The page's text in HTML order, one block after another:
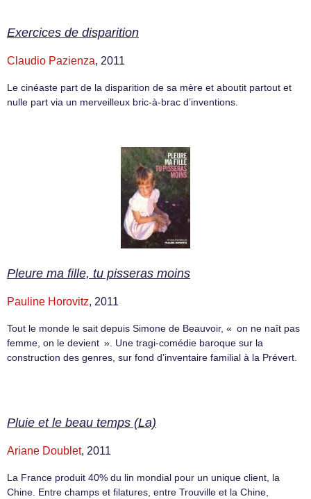
Exercices de disparition
Claudio Pazienza, 2011
Le cinéaste part de la disparition de sa mère et aboutit partout et
nulle part via un merveilleux bric-à-brac d’inventions.
Pleure ma fille, tu pisseras moins
Pauline Horovitz, 2011
Tout le monde le sait depuis Simone de Beauvoir, « on ne naît pas
femme, on le devient ». Une tragi-comédie baroque sur la
construction des genres, sur fond d’inventaire familial à la Prévert.
Pluie et le beau temps (La)
Ariane Doublet, 2011
La France produit 40% du lin mondial pour un unique client, la
Chine. Entre champs et filatures, entre Trouville et la Chine,